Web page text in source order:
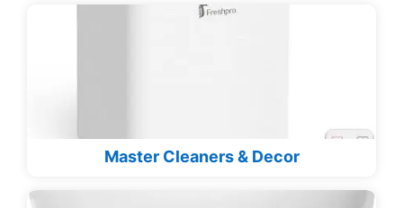
Master Cleaners & Decor